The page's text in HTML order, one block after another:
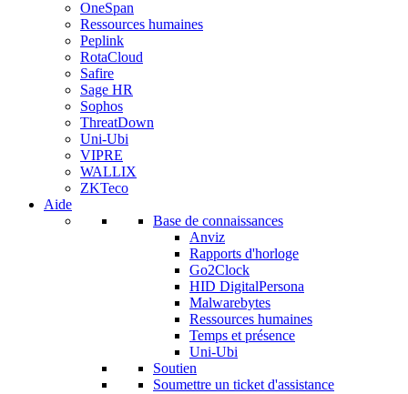
OneSpan
Ressources humaines
Peplink
RotaCloud
Safire
Sage HR
Sophos
ThreatDown
Uni-Ubi
VIPRE
WALLIX
ZKTeco
Aide
Base de connaissances
Anviz
Rapports d'horloge
Go2Clock
HID DigitalPersona
Malwarebytes
Ressources humaines
Temps et présence
Uni-Ubi
Soutien
Soumettre un ticket d'assistance